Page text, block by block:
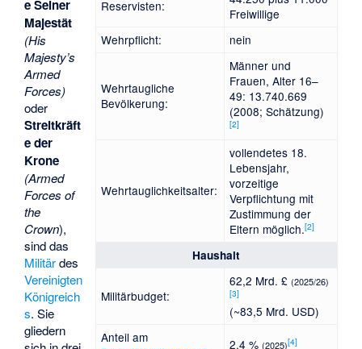
Reservisten:
Freiwillige
Wehrpflicht:
nein
Wehrtaugliche
Bevölkerung:
Männer und
Frauen, Alter 16–
49: 13.740.669
(2008; Schätzung)
[2]
Wehrtauglichkeitsalter:
vollendetes 18.
Lebensjahr,
vorzeitige
Verpflichtung mit
Zustimmung der
Eltern möglich.[2]
Haushalt
Militärbudget:
62,2 Mrd. £(2025/26)
[3]
(~83,5 Mrd. USD)
Anteil am
2,4 %(2025)[4]
e Seiner
Majestät
(His
Majesty’s
Armed
Forces)
oder
Streitkräft
e der
Krone
(Armed
Forces of
the
Crown),
sind das
Militärdes
Vereinigten
Königreich
s. Sie
gliedern